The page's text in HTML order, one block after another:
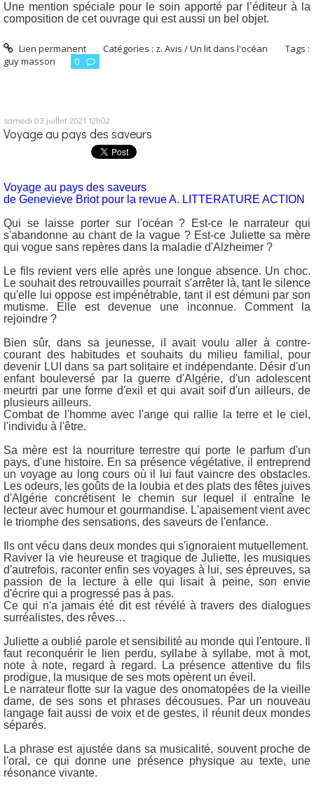
Une mention spéciale pour le soin apporté par l’éditeur à la
composition de cet ouvrage qui est aussi un bel objet.
Lien permanent Catégories : z. Avis / Un lit dans l'océan
Tags :
guy masson
0
samedi 03 juillet 2021 12h02
Voyage au pays des saveurs
Voyage au pays des saveurs
de Genevieve Briot pour la revue A. LITTERATURE ACTION
Qui se laisse porter sur l'océan ? Est-ce le narrateur qui
s'abandonne au chant de la vague ? Est-ce Juliette sa mère
qui vogue sans repères dans la maladie d'Alzheimer ?
Le fils revient vers elle après une longue absence. Un choc.
Le souhait des retrouvailles pourrait s'arrêter là, tant le silence
qu'elle lui oppose est impénétrable, tant il est démuni par son
mutisme. Elle est devenue une inconnue. Comment la
rejoindre ?
Bien sûr, dans sa jeunesse, iI avait voulu aller à contre-
courant des habitudes et souhaits du milieu familial, pour
devenir LUI dans sa part solitaire et indépendante. Désir d'un
enfant bouleversé par la guerre d'Algérie, d'un adolescent
meurtri par une forme d'exil et qui avait soif d'un ailleurs, de
plusieurs ailleurs.
Combat de l'homme avec l'ange qui rallie la terre et le ciel,
l'individu à l'être.
Sa mère est la nourriture terrestre qui porte le parfum d'un
pays, d'une histoire. En sa présence végétative, il entreprend
un voyage au long cours où il lui faut vaincre des obstacles.
Les odeurs, les goûts de la loubia et des plats des fêtes juives
d'Algérie concrétisent le chemin sur lequel il entraîne le
lecteur avec humour et gourmandise. L'apaisement vient avec
le triomphe des sensations, des saveurs de l'enfance.
Ils ont vécu dans deux mondes qui s'ignoraient mutuellement.
Raviver la vie heureuse et tragique de Juliette, les musiques
d'autrefois, raconter enfin ses voyages à lui, ses épreuves, sa
passion de la lecture à elle qui lisait à peine, son envie
d'écrire qui a progressé pas à pas.
Ce qui n'a jamais été dit est révélé à travers des dialogues
surréalistes, des rêves…
Juliette a oublié parole et sensibilité au monde qui l'entoure. Il
faut reconquérir le lien perdu, syllabe à syllabe, mot à mot,
note à note, regard à regard. La présence attentive du fils
prodigue, la musique de ses mots opèrent un éveil.
Le narrateur flotte sur la vague des onomatopées de la vieille
dame, de ses sons et phrases décousues. Par un nouveau
langage fait aussi de voix et de gestes, il réunit deux mondes
séparés.
La phrase est ajustée dans sa musicalité, souvent proche de
l'oral, ce qui donne une présence physique au texte, une
résonance vivante.